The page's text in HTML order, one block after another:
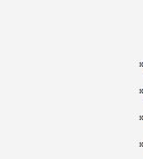
»
»
»
»